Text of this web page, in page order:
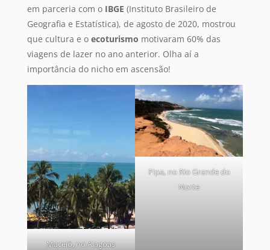
em parceria com o IBGE (Instituto Brasileiro de
Geografia e Estatística), de agosto de 2020, mostrou
que cultura e o ecoturismo motivaram 60% das
viagens de lazer no ano anterior. Olha aí a
importância do nicho em ascensão!
Maceió, no Alagoas
Pipa, no Rio Grande do
Norte